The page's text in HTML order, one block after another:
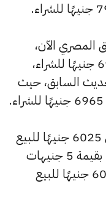
بالسوق المصري الآن،
حيث بلغ 7030 جنيهًا للبيع و6960 جنيهًا للشراء،
عن التحديث السابق، حيث
كما انخفض سعر عيار 18 ليصل إلى 6025 جنيهًا للبيع
و5965 جنيهًا للشراء، بعد انخفاضًا بقيمة 5 جنيهات
مقارنة بالسعر السابق الذي بلغ 6030 جنيهًا للبيع